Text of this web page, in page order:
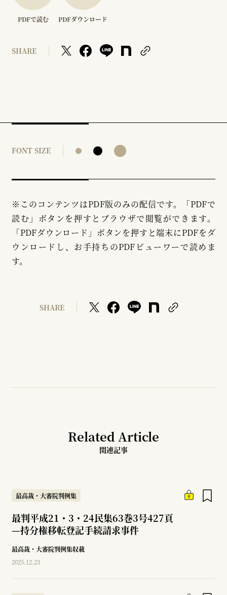
PDFで読む PDFダウンロード
SHARE
FONT SIZE
※このコンテンツはPDF版のみの配信です。「PDFで
読む」ボタンを押すとブラウザで閲覧ができます。
「PDFダウンロード」ボタンを押すと端末にPDFをダ
ウンロードし、お手持ちのPDFビューワーで読めま
す。
SHARE
Related Article
関連記事
最高裁・大審院判例集
最判平成21・3・24民集63巻3号427頁
—持分権移転登記手続請求事件
最高裁・大審院判例集収載
2025.12.23